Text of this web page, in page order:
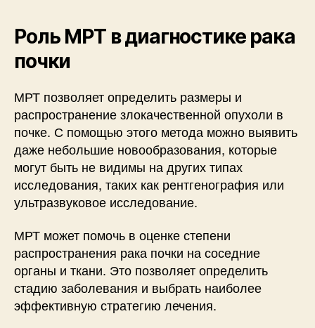
Роль МРТ в диагностике рака
почки
МРТ позволяет определить размеры и
распространение злокачественной опухоли в
почке. С помощью этого метода можно выявить
даже небольшие новообразования, которые
могут быть не видимы на других типах
исследования, таких как рентгенография или
ультразвуковое исследование.
МРТ может помочь в оценке степени
распространения рака почки на соседние
органы и ткани. Это позволяет определить
стадию заболевания и выбрать наиболее
эффективную стратегию лечения.